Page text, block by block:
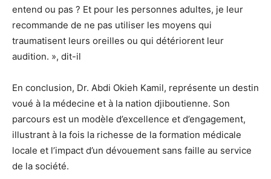
entend ou pas ? Et pour les personnes adultes, je leur
recommande de ne pas utiliser les moyens qui
traumatisent leurs oreilles ou qui détériorent leur
audition. », dit-il
En conclusion, Dr. Abdi Okieh Kamil, représente un destin
voué à la médecine et à la nation djiboutienne. Son
parcours est un modèle d’excellence et d’engagement,
illustrant à la fois la richesse de la formation médicale
locale et l’impact d’un dévouement sans faille au service
de la société.